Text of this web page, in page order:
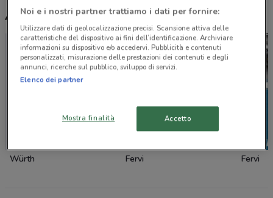
Altri volantini nelle vicinanze
Würth Fervi Fervi
Noi e i nostri partner trattiamo i dati per fornire:
Utilizzare dati di geolocalizzazione precisi. Scansione attiva delle
caratteristiche del dispositivo ai fini dell’identificazione. Archiviare
informazioni su dispositivo e/o accedervi. Pubblicità e contenuti
personalizzati, misurazione delle prestazioni dei contenuti e degli
annunci, ricerche sul pubblico, sviluppo di servizi.
Elenco dei partner
Mostra finalità Accetto